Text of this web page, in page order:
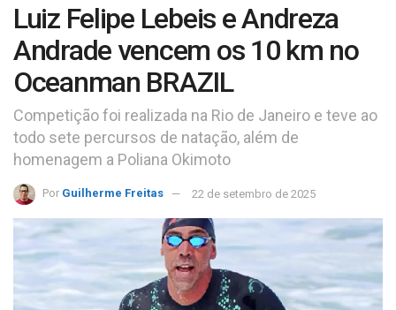
Luiz Felipe Lebeis e Andreza
Andrade vencem os 10 km no
Oceanman BRAZIL
Competição foi realizada na Rio de Janeiro e teve ao
todo sete percursos de natação, além de
homenagem a Poliana Okimoto
Por Guilherme Freitas 22 de setembro de 2025